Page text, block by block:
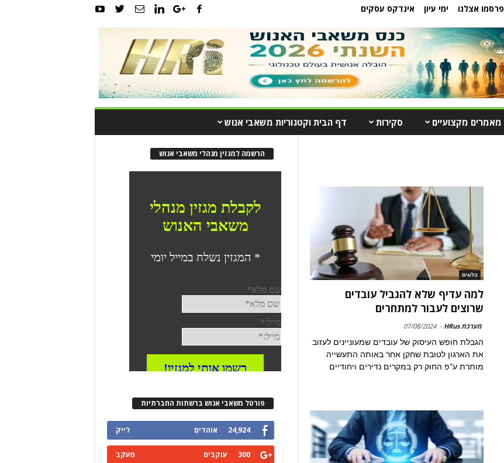
פרסמו אצלנו ימי עיון אינדקס עסקים
מאמרים מקצועיים סקירות דף הבית וקטגוריות משאבי אנוש
בלוגים
למה עדיף שלא להגביל עובדים
שרוצים לעבור למתחרים
מערכת HRus -
07/08/2024
הגבלת חופש העיסוק של עובדים שמעוניינים לעזוב
את הארגון לטובת שחקן אחר באותה התעשייה
מותרת ע"פ החוק רק במקרים נדירים ויחודיים
הרשמה למגזין מנהלי משאבי אנוש
פורטל משאבי אנוש ברשתות החברתיות
24,924 אוהדים לייק
300 עוקבים מעקב